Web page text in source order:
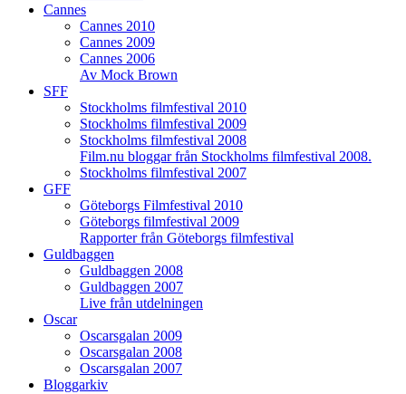
Cannes
Cannes 2010
Cannes 2009
Cannes 2006
Av Mock Brown
SFF
Stockholms filmfestival 2010
Stockholms filmfestival 2009
Stockholms filmfestival 2008
Film.nu bloggar från Stockholms filmfestival 2008.
Stockholms filmfestival 2007
GFF
Göteborgs Filmfestival 2010
Göteborgs filmfestival 2009
Rapporter från Göteborgs filmfestival
Guldbaggen
Guldbaggen 2008
Guldbaggen 2007
Live från utdelningen
Oscar
Oscarsgalan 2009
Oscarsgalan 2008
Oscarsgalan 2007
Bloggarkiv